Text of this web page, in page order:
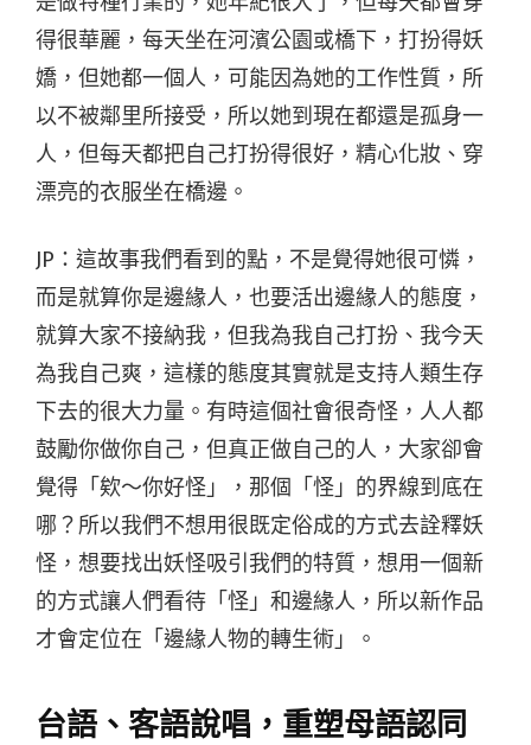
得很華麗，每天坐在河濱公園或橋下，打扮得妖
嬌，但她都一個人，可能因為她的工作性質，所
以不被鄰里所接受，所以她到現在都還是孤身一
人，但每天都把自己打扮得很好，精心化妝、穿
漂亮的衣服坐在橋邊。
JP：這故事我們看到的點，不是覺得她很可憐，
而是就算你是邊緣人，也要活出邊緣人的態度，
就算大家不接納我，但我為我自己打扮、我今天
為我自己爽，這樣的態度其實就是支持人類生存
下去的很大力量。有時這個社會很奇怪，人人都
鼓勵你做你自己，但真正做自己的人，大家卻會
覺得「欸～你好怪」，那個「怪」的界線到底在
哪？所以我們不想用很既定俗成的方式去詮釋妖
怪，想要找出妖怪吸引我們的特質，想用一個新
的方式讓人們看待「怪」和邊緣人，所以新作品
才會定位在「邊緣人物的轉生術」。
台語、客語說唱，重塑母語認同